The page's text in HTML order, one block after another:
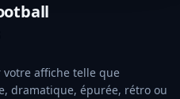
votre affiche telle que
dramatique, épurée, rétro ou